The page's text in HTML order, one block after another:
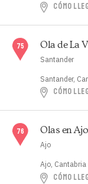
CÓMO
Ola de La
Santander
Santander,
CÓMO
Olas en
Ajo
Ajo, Cantabria
CÓMO